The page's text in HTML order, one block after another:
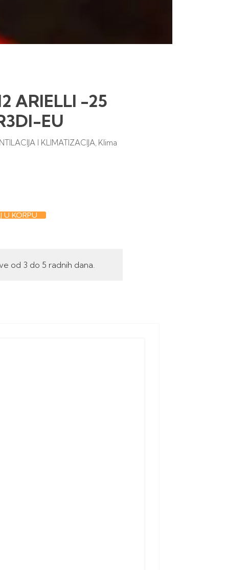
ARIELLI -25
EU
I KLIMATIZACIJA, Klima
U KORPU
od 3 do 5 radnih dana.